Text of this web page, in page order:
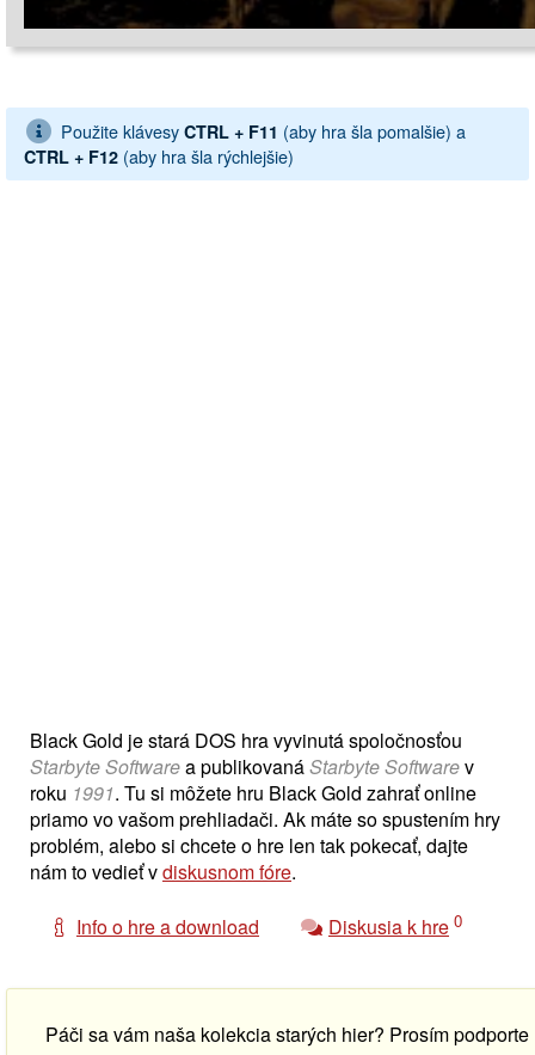
Použite klávesy CTRL + F11 (aby hra šla pomalšie) a
CTRL + F12 (aby hra šla rýchlejšie)
Black Gold je stará DOS hra vyvinutá spoločnosťou
Starbyte Softwarea publikovanáStarbyte Softwarev
roku 1991. Tu si môžete hru Black Gold zahrať online
priamo vo vašom prehliadači. Ak máte so spustením hry
problém, alebo si chcete o hre len tak pokecať, dajte
nám to vedieť vdiskusnom fóre.
Info o hre a download Diskusia k hre 0
Páči sa vám naša kolekcia starých hier? Prosím